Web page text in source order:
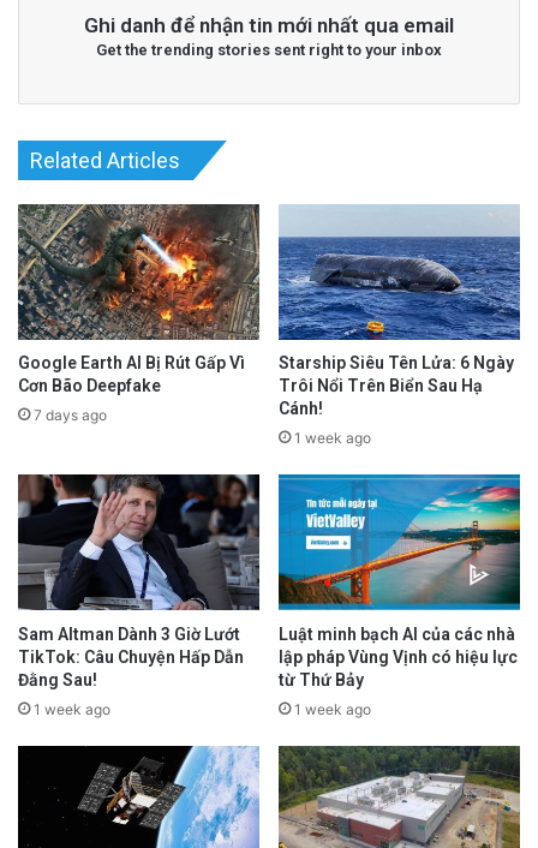
Ghi danh để nhận tin mới nhất qua email
Get the trending stories sent right to your inbox
Related Articles
Google Earth AI Bị Rút Gấp Vì
Cơn Bão Deepfake
7 days ago
Starship Siêu Tên Lửa: 6 Ngày
Trôi Nổi Trên Biển Sau Hạ
Cánh!
1 week ago
Sam Altman Dành 3 Giờ Lướt
TikTok: Câu Chuyện Hấp Dẫn
Đằng Sau!
1 week ago
Luật minh bạch AI của các nhà
lập pháp Vùng Vịnh có hiệu lực
từ Thứ Bảy
1 week ago